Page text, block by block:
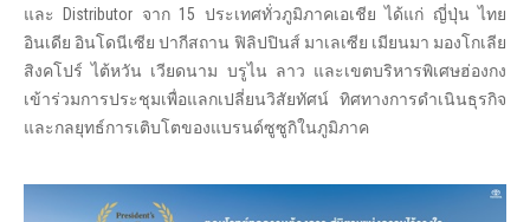
และ Distributor จาก 15 ประเทศทั่วภูมิภาคเอเชีย ได้แก่ ญี่ปุ่น ไทย
อินเดีย อินโดนีเซีย ปากีสถาน ฟิลิปปินส์ มาเลเซีย เมียนมา มองโกเลีย
สิงคโปร์ ไต้หวัน เวียดนาม บรูไน ลาว และเขตบริหารพิเศษฮ่องกง
เข้าร่วมการประชุมเพื่อแลกเปลี่ยนวิสัยทัศน์ ทิศทางการดำเนินธุรกิจ
และกลยุทธ์การเติบโตของแบรนด์ซูซูกิในภูมิภาค